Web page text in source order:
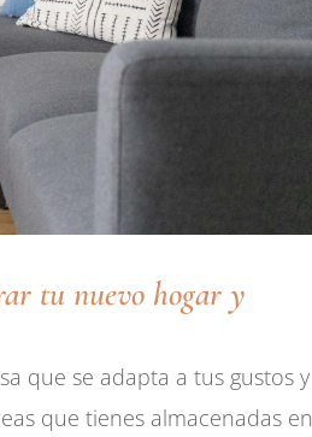
tu nuevo hogar y
que se adapta a tus gustos y
que tienes almacenadas en